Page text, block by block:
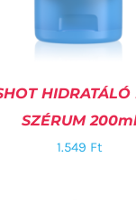
HIDRATÁLÓ
SZÉRUM
1.549 Ft